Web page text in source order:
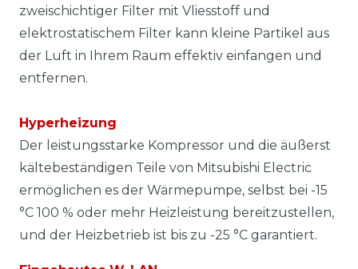
zweischichtiger Filter mit Vliesstoff und
elektrostatischem Filter kann kleine Partikel aus
der Luft in Ihrem Raum effektiv einfangen und
entfernen.
Hyperheizung
Der leistungsstarke Kompressor und die äußerst
kältebeständigen Teile von Mitsubishi Electric
ermöglichen es der Wärmepumpe, selbst bei -15
°C 100 % oder mehr Heizleistung bereitzustellen,
und der Heizbetrieb ist bis zu -25 °C garantiert.